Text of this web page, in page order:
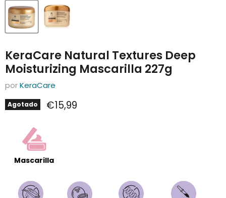
KeraCare Natural Textures Deep
Moisturizing Mascarilla 227g
porKeraCare
Agotado Precio actual
€15,99
Mascarilla